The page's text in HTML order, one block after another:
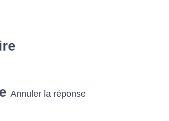
Annuler la réponse